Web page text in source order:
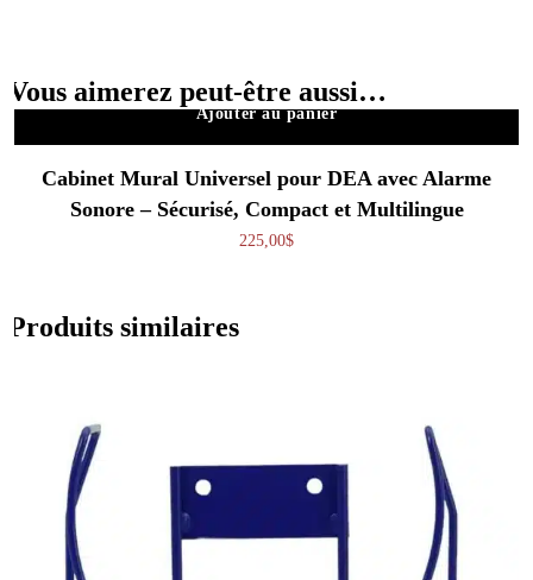
Vous aimerez peut-être aussi…
Ajouter au panier
Cabinet Mural Universel pour DEA avec Alarme
Sonore – Sécurisé, Compact et Multilingue
225,00$
Produits similaires